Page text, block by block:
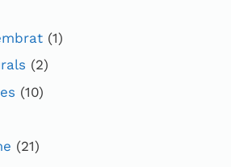
(1)
(2)
(10)
(21)